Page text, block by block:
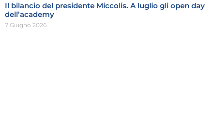
Il bilancio del presidente Miccolis. A luglio gli open day
dell’academy
7 Giugno 2026